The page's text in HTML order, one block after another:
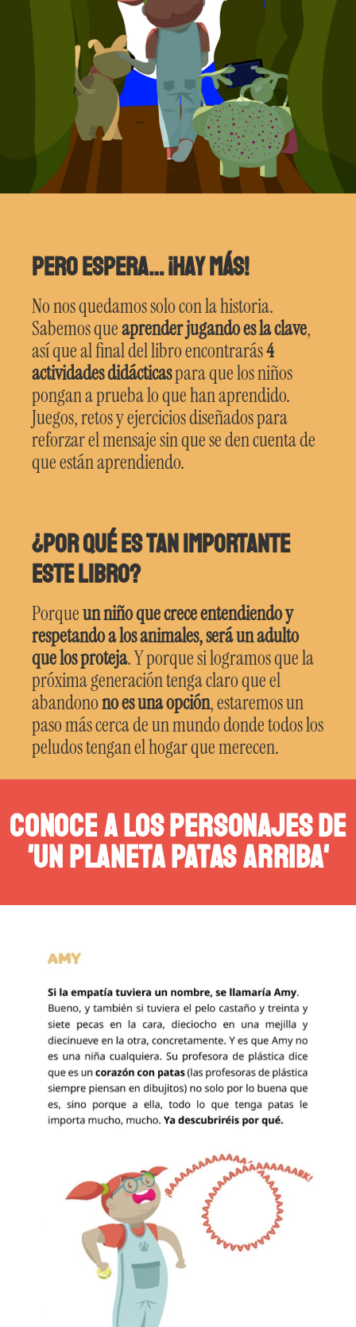
Pero espera… ¡hay más!
No nos quedamos solo con la historia.
Sabemos queaprender jugando es la clave,
así que al final del libro encontrarás4
actividades didácticaspara que los niños
pongan a prueba lo que han aprendido.
Juegos, retos y ejercicios diseñados para
reforzar el mensaje sin que se den cuenta de
que están aprendiendo.
¿Por qué es tan importante
este libro?
Porqueun niño que crece entendiendo y
respetando a los animales, será un adulto
que los proteja. Y porque si logramos que la
próxima generación tenga claro que el
abandonono es una opción, estaremos un
paso más cerca de un mundo donde todos los
peludos tengan el hogar que merecen.
conoce a los personajes de
'un planeta patas arriba'